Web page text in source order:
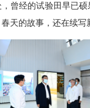
曾经的试验田早已
天的故事，还在续写